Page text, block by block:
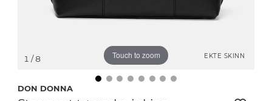
EKTE SKINN
Touch to zoom
1 / 8
DON DONNA